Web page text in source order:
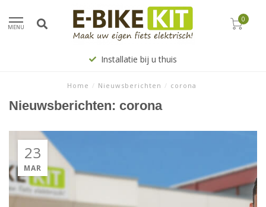
MENU
0
Installatie bij u thuis
Home / Nieuwsberichten / corona
Nieuwsberichten: corona
23
MAR